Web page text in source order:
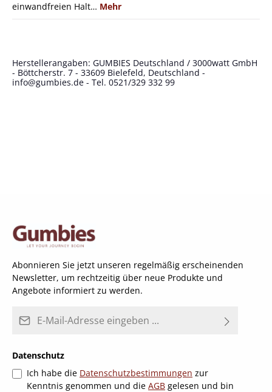
einwandfreien Halt… Mehr
Herstellerangaben: GUMBIES Deutschland / 3000watt GmbH
- Böttcherstr. 7 - 33609 Bielefeld, Deutschland -
info@gumbies.de - Tel. 0521/329 332 99
Abonnieren Sie jetzt unseren regelmäßig erscheinenden
Newsletter, um rechtzeitig über neue Produkte und
Angebote informiert zu werden.
Datenschutz
Ich habe die Datenschutzbestimmungen zur
Kenntnis genommen und die AGB gelesen und bin